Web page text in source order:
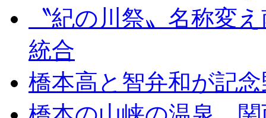
〝紀の川祭〟名称変
統合
橋本高と智弁和が記